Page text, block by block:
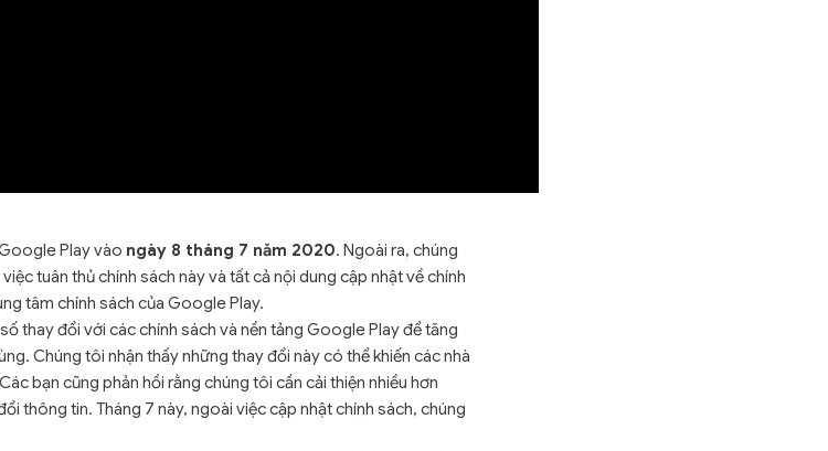
Play vào ngày 8 tháng 7 năm 2020. Ngoài ra, chúng
tuân thủ chính sách này và tất cả nội dung cập nhật về chính
tâm chính sách của Google Play.
thay đổi với các chính sách và nền tảng Google Play để tăng
Chúng tôi nhận thấy những thay đổi này có thể khiến các nhà
bạn cũng phản hồi rằng chúng tôi cần cải thiện nhiều hơn
thông tin. Tháng 7 này, ngoài việc cập nhật chính sách, chúng